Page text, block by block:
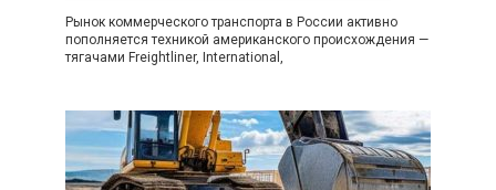
Рынок коммерческого транспорта в России активно
пополняется техникой американского происхождения —
тягачами Freightliner, International,